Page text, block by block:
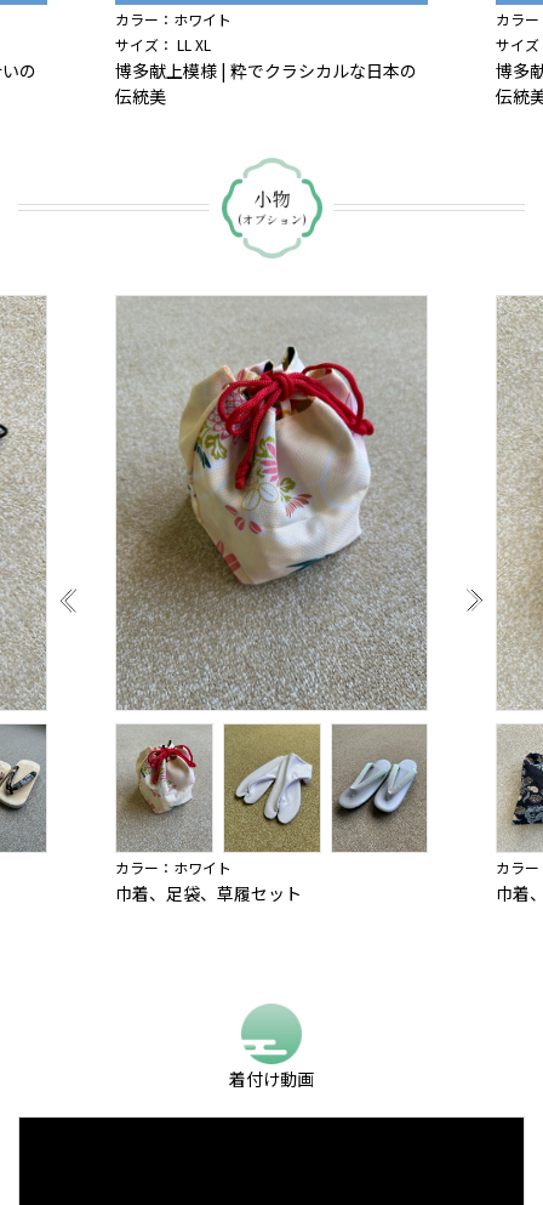
の
カラー：ホワイト
サイズ： LL XL
博多献上模様 | 粋でクラシカルな日本の
伝統美
カラ
サイズ
博多
伝統
カラー：ホワイト
巾着、足袋、草履セット
カラ
巾着
着付け動画